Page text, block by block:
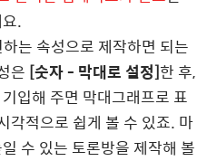
.
는 속성으로 제작하면 되는
은 [숫자 - 막대로 설정]한 후,
입해 주면 막대그래프로 표
각적으로 쉽게 볼 수 있죠. 마
수 있는 토론방을 제작해 볼